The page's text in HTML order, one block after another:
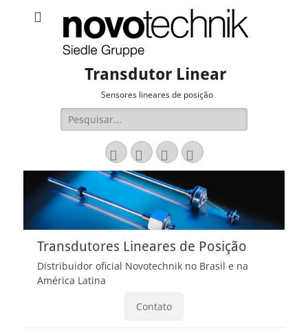
Transdutor Linear
Sensores lineares de posição
Pesquisar
por:
EmailLinkedIn
Website
Fone
Transdutores Lineares de Posição
Distribuidor oficial Novotechnik no Brasil e na
América Latina
Contato